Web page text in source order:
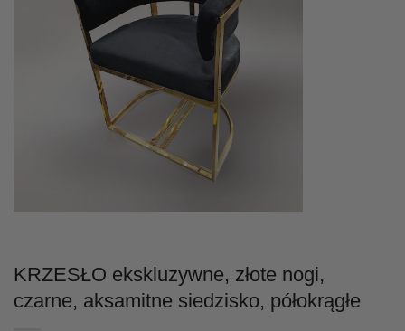
KRZESŁO ekskluzywne, złote nogi,
czarne, aksamitne siedzisko, półokrągłe